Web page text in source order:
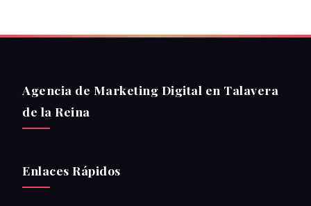
Agencia de Marketing Digital en Talavera
de la Reina
Enlaces Rápidos